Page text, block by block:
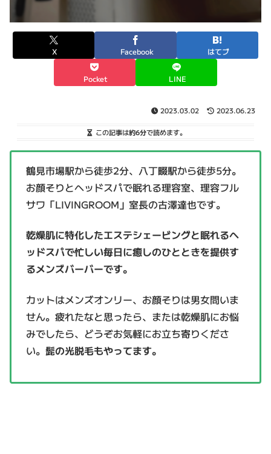
X Facebook はてブ
Pocket LINE
2023.03.02 2023.06.23
この記事は約6分で読めます。
鶴見市場駅から徒歩2分、八丁畷駅から徒歩5分。
お顔そりとヘッドスパで眠れる理容室、理容フル
サワ「LIVINGROOM」室長の古澤達也です。
乾燥肌に特化したエステシェービングと眠れるヘ
ッドスパで忙しい毎日に癒しのひとときを提供す
るメンズバーバーです。
カットはメンズオンリー、お顔そりは男女問いま
せん。疲れたなと思ったら、または乾燥肌にお悩
みでしたら、どうぞお気軽にお立ち寄りくださ
い。 髭の光脱毛もやってます。